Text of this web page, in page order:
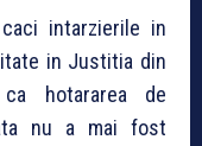
intarzierile in
in Justitia din
hotararea de
nu a mai fost